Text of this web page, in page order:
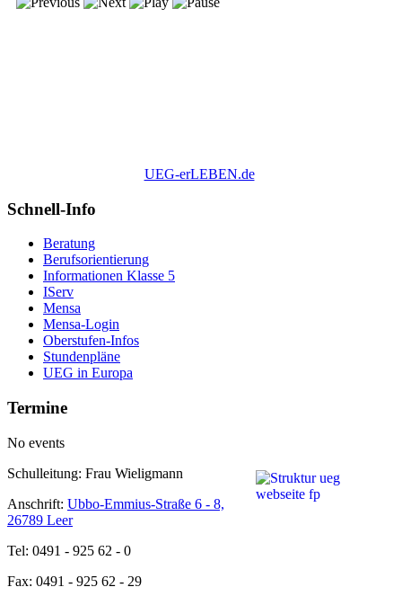
UEG-erLEBEN.de
Schnell-Info
Beratung
Berufsorientierung
Informationen Klasse 5
IServ
Mensa
Mensa-Login
Oberstufen-Infos
Stundenpläne
UEG in Europa
Termine
No events
Schulleitung: Frau Wieligmann
Anschrift: Ubbo-Emmius-Straße 6 - 8,
26789 Leer
Tel: 0491 - 925 62 - 0
Fax: 0491 - 925 62 - 29